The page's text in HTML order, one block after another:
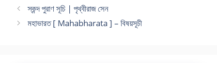
স্কন্দ পুরাণ সূচি | পৃথ্বীরাজ সেন
মহাভারত [ Mahabharata ] – বিষয়সূচী